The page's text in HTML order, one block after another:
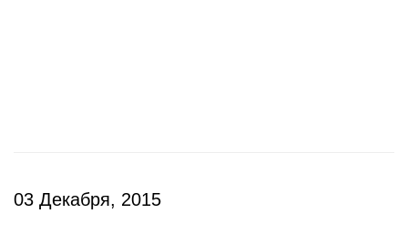
03 Декабря, 2015